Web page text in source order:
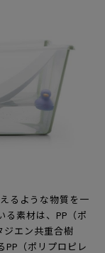
るような物質を一
る素材は、PP（ポ
ジエン共重合樹
PP（ポリプロピレ